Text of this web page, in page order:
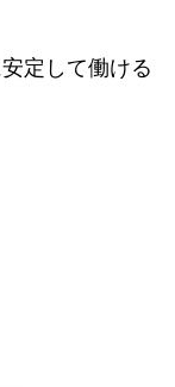
定して働ける